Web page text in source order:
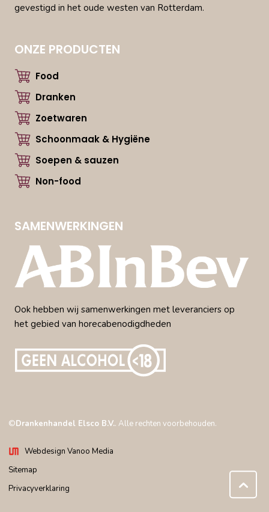
gevestigd in het oude westen van Rotterdam.
ONZE PRODUCTEN
Food
Dranken
Zoetwaren
Schoonmaak & Hygiëne
Soepen & sauzen
Non-food
SAMENWERKINGEN
Ook hebben wij samenwerkingen met leveranciers op
het gebied van horecabenodigdheden
©Drankenhandel Elsco B.V.. Alle rechten voorbehouden.
Webdesign Vanoo Media
Sitemap
Privacyverklaring